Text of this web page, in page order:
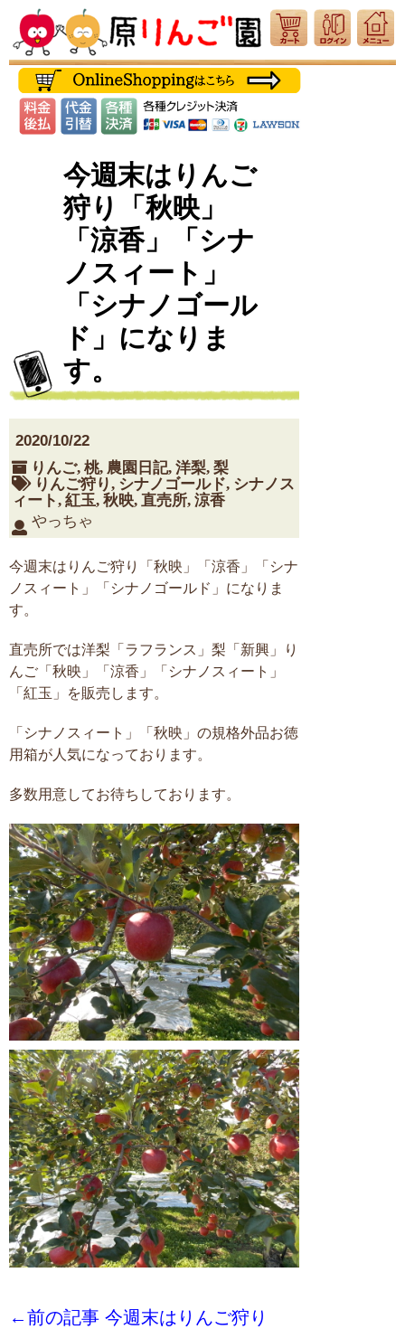
今週末はりんご
狩り「秋映」
「涼香」「シナ
ノスィート」
「シナノゴール
ド」になりま
す。
2020/10/22
りんご, 桃, 農園日記, 洋梨, 梨
りんご狩り, シナノゴールド, シナノス
ィート, 紅玉, 秋映, 直売所, 涼香
やっちゃ
今週末はりんご狩り「秋映」「涼香」「シナ
ノスィート」「シナノゴールド」になりま
す。
直売所では洋梨「ラフランス」梨「新興」り
んご「秋映」「涼香」「シナノスィート」
「紅玉」を販売します。
「シナノスィート」「秋映」の規格外品お徳
用箱が人気になっております。
多数用意してお待ちしております。
←前の記事 今週末はりんご狩り